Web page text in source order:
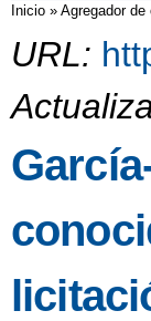
Se
Inicio » Agregador
URL: